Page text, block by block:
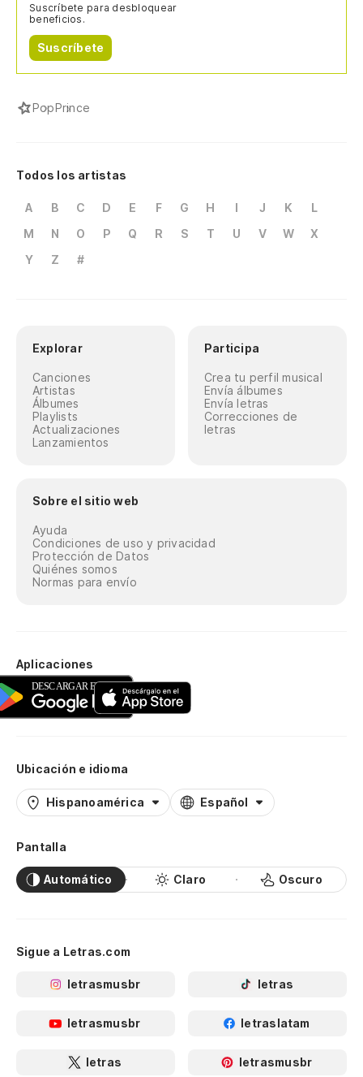
Suscríbete para desbloquear
beneficios.
Suscríbete
PopPrince
Todos los artistas
A B C D E F G H I J K
L
M
N O P Q R S T U V W
X
Y
Z #
Explorar
Canciones
Artistas
Álbumes
Playlists
Actualizaciones
Lanzamientos
Participa
Crea tu perfil musical
Envía álbumes
Envía letras
Correcciones de
letras
Sobre el sitio web
Ayuda
Condiciones de uso y privacidad
Protección de Datos
Quiénes somos
Normas para envío
Aplicaciones
Ubicación e idioma
Hispanoamérica Español
Pantalla
Automático Claro Oscuro
Sigue a Letras.com
letrasmusbr letras
letrasmusbr letraslatam
letras letrasmusbr